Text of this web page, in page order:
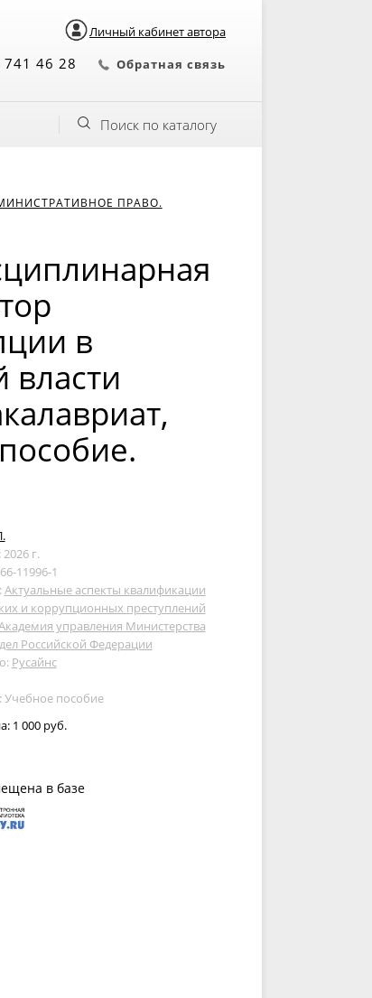
Личный кабинет автора
46 28 Обратная связь
Поиск по каталогу
ПРАВО.
в
власти
г.
11996-1
Актуальные аспекты квалификации
и коррупционных преступлений
управления Министерства
Российской Федерации
Русайнс
Учебное пособие
1 000 руб.
в базе